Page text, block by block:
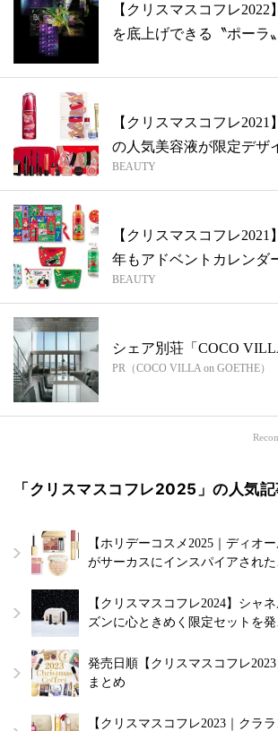
【クリスマスコフレ
を底上げできる〝ポーラ
【クリスマスコフレ2021
の人気美容液が限定デザ
BEAUTY
【クリスマスコフレ
年もアドベントカレンダ
ラ...
BEAUTY
シェア別荘「COCO
PR（COCO VILLA on GOETHE）
「クリスマスコフレ2025」の人気
【ホリデーコスメ2025｜ディオ
がサーカスにインスパイアされた
【クリスマスコフレ2024】シャ
ズンに心ときめく限定セットを発
発売日順【クリスマスコフレ
まとめ
【クリスマスコフレ2023｜クラ